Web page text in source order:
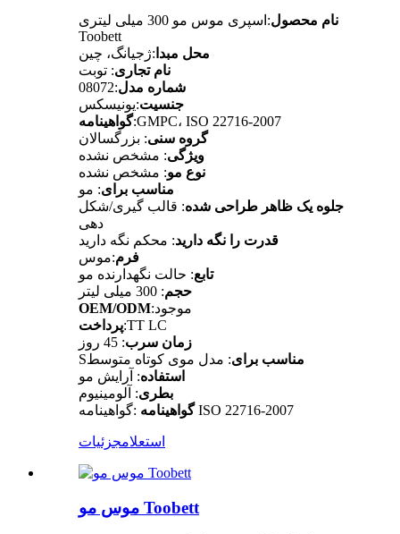
نام محصول
:اسپری موس مو 300 میلی لیتری
Toobett
محل مبدا :ژجیانگ، چین
نام تجاری: توبت
شماره مدل:08072
جنسیت:یونیسکس
گواهینامه:GMPC، ISO 22716-2007
گروه سنی: بزرگسالان
ویژگی: مشخص نشده
نوع مو: مشخص نشده
مناسب برای: مو
جلوه یک ظاهر طراحی شده: قالب گیری/شکل
دهی
قدرت را نگه دارید: محکم نگه دارید
فرم:موس
تابع: حالت نگهدارنده مو
حجم: 300 میلی لیتر
OEM/ODM :موجود
پرداخت:TT LC
زمان سرب: 45 روز
S
مناسب برای: مدل موی کوتاه متوسط
استفاده: آرایش مو
بطری: آلومینیوم
گواهینامه : گواهینامه ISO 22716-2007
استعلامجزئیات
موس مو Toobett